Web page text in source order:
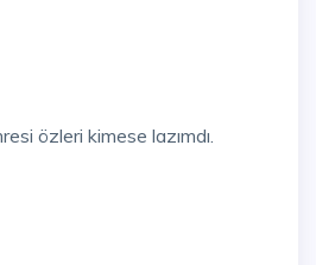
özleri kimese lazımdı.